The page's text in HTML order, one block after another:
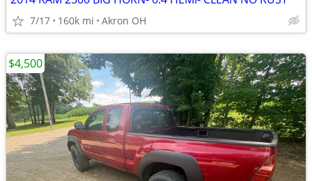
7/17 160k mi Akron OH
$4,500